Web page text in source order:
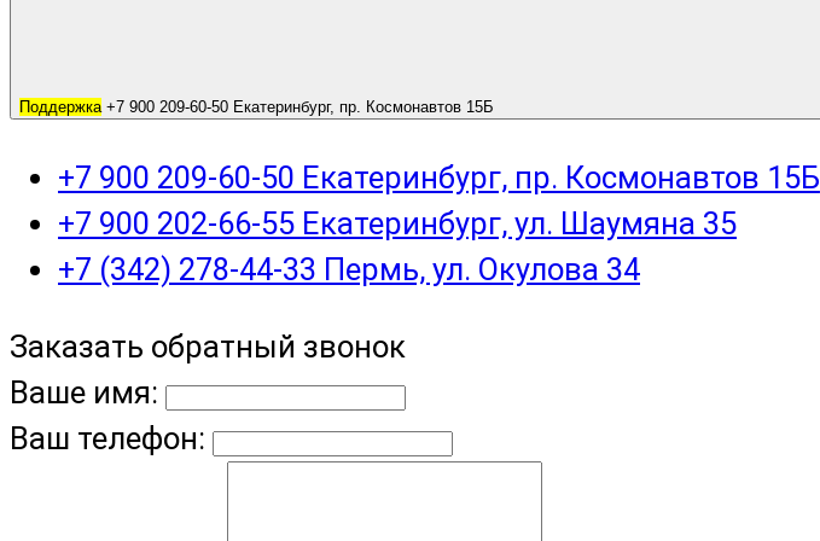
Поддержка +7 900 209-60-50 Екатеринбург, пр. Космонавтов 15Б
+7 900 209-60-50 Екатеринбург, пр. Космонавтов 15Б
+7 900 202-66-55 Екатеринбург, ул. Шаумяна 35
+7 (342) 278-44-33 Пермь, ул. Окулова 34
Заказать обратный звонок
Ваше имя:
Ваш телефон: